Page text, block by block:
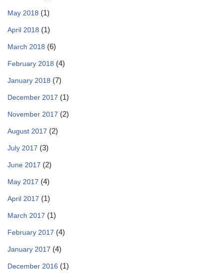
May 2018 (1)
April 2018 (1)
March 2018 (6)
February 2018 (4)
January 2018 (7)
December 2017 (1)
November 2017 (2)
August 2017 (2)
July 2017 (3)
June 2017 (2)
May 2017 (4)
April 2017 (1)
March 2017 (1)
February 2017 (4)
January 2017 (4)
December 2016 (1)